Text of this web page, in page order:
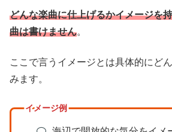
どんな楽曲に仕上げるかイメージを
曲は書けません。
ここで言うイメージとは具体的にど
みます。
イメージ例